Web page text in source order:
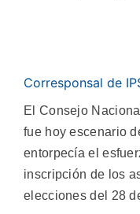
Corresponsal de
El Consejo
fue hoy escenario
entorpecía el
inscripción de los
elecciones del 28